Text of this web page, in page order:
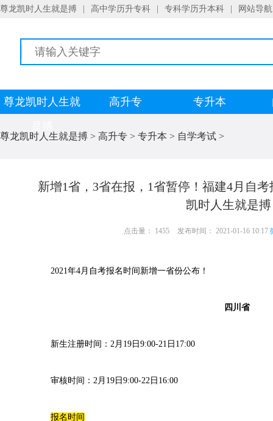
尊龙凯时人生就是搏 高中学历升专科 专科学历升本科 网站导航
尊龙凯时人生就
高升专 专升本
尊龙凯时人生就是搏 > 高升专 > 专升本 > 自学考试 >
新增1省，3省在报，1省暂停！福建4月自
凯时人生就是搏
点击量： 1455 发布时间： 2021-01-16 10:17
2021年4月自考报名时间新增一省份公布！
四川省
新生注册时间：2月19日9:00-21日17:00
审核时间：2月19日9:00-22日16:00
报名时间